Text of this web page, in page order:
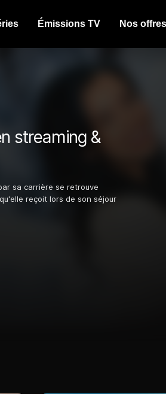
Émissions TV Nos offres
streaming &
sa carrière se retrouve
reçoit lors de son séjour